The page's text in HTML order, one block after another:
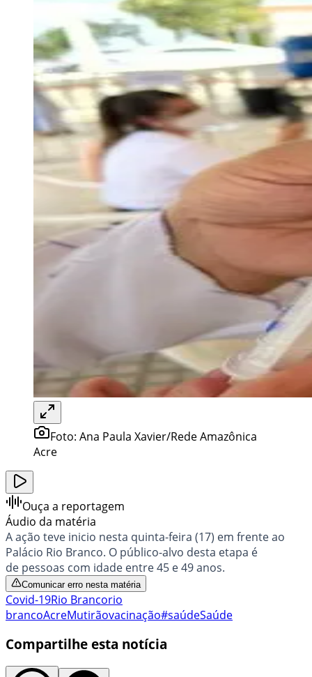
Foto: Ana Paula Xavier/Rede Amazônica
Acre
Ouça a reportagem
Áudio da matéria
A ação teve inicio nesta quinta-feira (17) em frente ao
Palácio Rio Branco. O público-alvo desta etapa é
de pessoas com idade entre 45 e 49 anos.
Comunicar erro nesta matéria
Covid-19Rio Brancorio
brancoAcreMutirãovacinação#saúdeSaúde
Compartilhe esta notícia